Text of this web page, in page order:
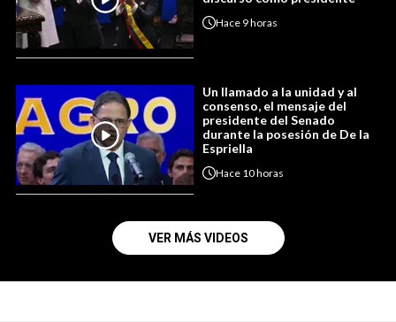
Hace 9 horas
Un llamado a la unidad y al
consenso, el mensaje del
presidente del Senado
durante la posesión de De la
Espriella
Hace 10 horas
VER MÁS VIDEOS